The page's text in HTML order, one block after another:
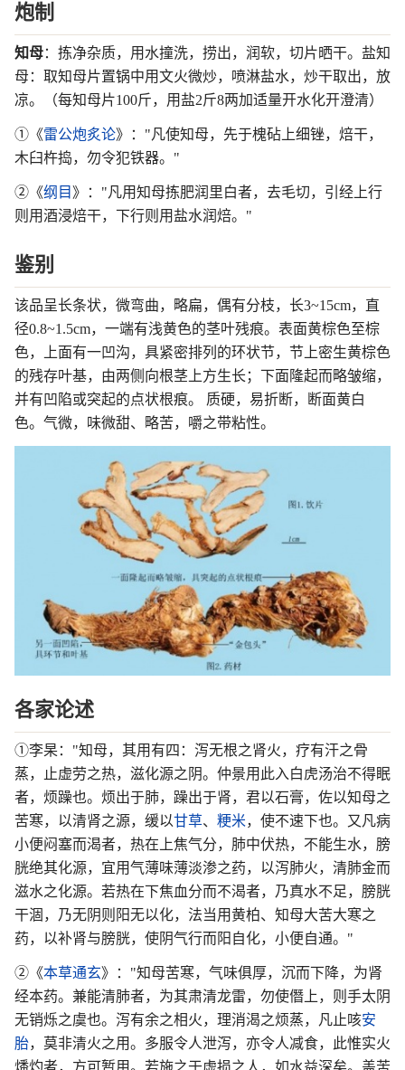
炮制
知母：拣净杂质，用水撞洗，捞出，润软，切片晒干。盐知
母：取知母片置锅中用文火微炒，喷淋盐水，炒干取出，放
凉。（每知母片100斤，用盐2斤8两加适量开水化开澄清）
①《雷公炮炙论》："凡使知母，先于槐砧上细锉，焙干，
木臼杵捣，勿令犯铁器。"
②《纲目 》："凡用知母拣肥润里白者，去毛切，引经上行
则用酒浸焙干，下行则用盐水润焙。"
鉴别
该品呈长条状，微弯曲，略扁，偶有分枝，长3~15cm，直
径0.8~1.5cm，一端有浅黄色的茎叶残痕。表面黄棕色至棕
色，上面有一凹沟，具紧密排列的环状节，节上密生黄棕色
的残存叶基，由两侧向根茎上方生长；下面隆起而略皱缩，
并有凹陷或突起的点状根痕。 质硬，易折断，断面黄白
色。气微，味微甜、略苦，嚼之带粘性。
各家论述
①李杲："知母，其用有四：泻无根之肾火，疗有汗之骨
蒸，止虚劳之热，滋化源之阴。仲景用此入白虎汤治不得眠
者，烦躁也。烦出于肺，躁出于肾，君以石膏，佐以知母之
苦寒，以清肾之源，缓以甘草、 粳米，使不速下也。又凡病
小便闷塞而渴者，热在上焦气分，肺中伏热，不能生水，膀
胱绝其化源，宜用气薄味薄淡渗之药，以泻肺火，清肺金而
滋水之化源。若热在下焦血分而不渴者，乃真水不足，膀胱
干涸，乃无阴则阳无以化，法当用黄柏、知母大苦大寒之
药，以补肾与膀胱，使阴气行而阳自化，小便自通。"
②《本草通玄》："知母苦寒，气味俱厚，沉而下降，为肾
经本药。兼能清肺者，为其肃清龙雷，勿使僭上，则手太阴
无销烁之虞也。泻有余之相火，理消渴之烦蒸，凡止咳安
胎，莫非清火之用。多服令人泄泻，亦令人减食，此惟实火
燔灼者，方可暂用。若施之于虚损之人，如水益深矣。盖苦